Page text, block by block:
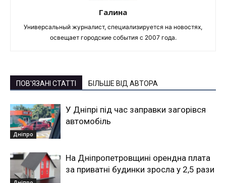
Галина
Универсальный журналист, специализируется на новостях,
освещает городские события с 2007 года.
ПОВ'ЯЗАНІ СТАТТІ БІЛЬШЕ ВІД АВТОРА
Дніпро
У Дніпрі під час заправки загорівся
автомобіль
На Дніпропетровщині орендна плата
за приватні будинки зросла у 2,5 рази